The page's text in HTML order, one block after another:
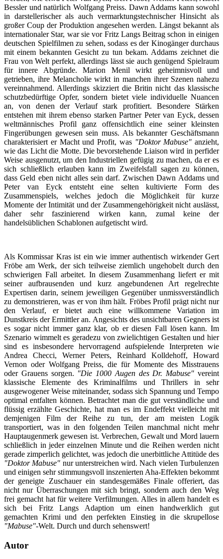
Bessler und natürlich Wolfgang Preiss. Dawn Addams kann sowohl
in darstellerischer als auch vermarktungstechnischer Hinsicht als
großer Coup der Produktion angesehen werden. Längst bekannt als
internationaler Star, war sie vor Fritz Langs Beitrag schon in einigen
deutschen Spielfilmen zu sehen, sodass es der Kinogänger durchaus
mit einem bekannten Gesicht zu tun bekam. Addams zeichnet die
Frau von Welt perfekt, allerdings lässt sie auch genügend Spielraum
für innere Abgründe. Marion Menil wirkt geheimnisvoll und
getrieben, ihre Melancholie wirkt in manchen ihrer Szenen nahezu
vereinnahmend. Allerdings skizziert die Britin nicht das klassische
schutzbedürftige Opfer, sondern bietet viele individuelle Nuancen
an, von denen der Verlauf stark profitiert. Besondere Stärken
entstehen mit ihrem ebenso starken Partner Peter van Eyck, dessen
weltmännisches Profil ganz offensichtlich eine seiner kleinsten
Fingerübungen gewesen sein muss. Als bekannter Geschäftsmann
charakterisiert er Macht und Profit, was "Doktor Mabuse" anzieht,
wie das Licht die Motte. Die bevorstehende Liaison wird in perfider
Weise ausgenutzt, um den Industriellen gefügig zu machen, da er es
sich schließlich erlauben kann im Zweifelsfall sagen zu können,
dass Geld eben nicht alles sein darf. Zwischen Dawn Addams und
Peter van Eyck entsteht eine selten kultivierte Form des
Zusammenspiels, welches jedoch die Möglichkeit für kurze
Momente der Intimität und der Zusammengehörigkeit nicht auslässt,
daher sehr faszinierend wirken kann, zumal keine der
handelsüblichen Schablonen aufgetischt wird.
Als Kommissar Kras ist ein wie immer authentisch wirkender Gert
Fröbe am Werk, der sich teilweise ziemlich ungehobelt durch den
schwierigen Fall arbeitet. In diesem Zusammenhang liefert er mit
seiner aufbrausenden und kurz angebundenen Art regelrechte
Expertisen darin, seinem jeweiligen Gegenüber unmissverständlich
zu demonstrieren, was er von ihm hält. Fröbes Profil prägt nicht nur
den Verlauf, er bietet auch eine willkommene Variation im
Dunstkreis der Ermittler an. Angesichts des unsichtbaren Gegners ist
es sogar nicht immer ganz klar, ob er diesen Fall lösen kann. Im
Szenario wimmelt es geradezu von zwielichtigen Gestalten und hier
sind es insbesondere hervorragend aufspielende Interpreten wie
Andrea Checci, Werner Peters, Reinhard Kolldehoff, Howard
Vernon oder Wolfgang Preiss, die für Momente des Misstrauens
oder Grauens sorgen. "Die 1000 Augen des Dr. Mabuse" vereint
klassische Elemente des Kriminalfilms und Thrillers in sehr
ausgewogener Weise miteinander, sodass sich Spannung und Tempo
optimal entfalten können. Betrachtet man die gut verständliche und
flüssig erzählte Geschichte, hat man es im Endeffekt vielleicht mit
demjenigen Film der Reihe zu tun, der am meisten Logik
transportiert, was in den folgenden Teilen manchmal nicht mehr
Hauptaugenmerk gewesen ist. Verbrechen, Gewalt und Mord lauern
schließlich in jeder einzelnen Minute und die Reihen werden nicht
gerade zimperlich gelichtet, was jedoch die unerbittliche Attitüde des
"Doktor Mabuse" nur unterstreichen wird. Nach vielen Turbulenzen
und einigen sehr stimmungsvoll inszenierten Aha-Effekten bekommt
der geneigte Zuschauer ein standesgemäßes Finale offeriert, das
nicht nur Überraschungen mit sich bringt, sondern auch den Weg
frei gemacht hat für weitere Verfilmungen. Alles in allem handelt es
sich bei Fritz Langs Adaption um einen handwerklich gut
gemachten Krimi und den perfekten Einstieg in die skrupellose
"Mabuse"-Welt. Durch und durch sehenswert!
Autor